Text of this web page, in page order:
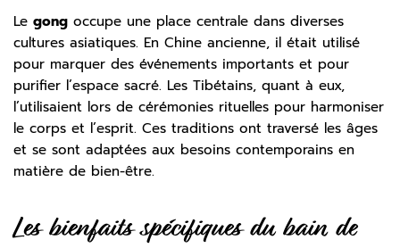
Le gong occupe une place centrale dans diverses
cultures asiatiques. En Chine ancienne, il était utilisé
pour marquer des événements importants et pour
purifier l’espace sacré. Les Tibétains, quant à eux,
l’utilisaient lors de cérémonies rituelles pour harmoniser
le corps et l’esprit. Ces traditions ont traversé les âges
et se sont adaptées aux besoins contemporains en
matière de bien-être.
Les bienfaits spécifiques du bain de